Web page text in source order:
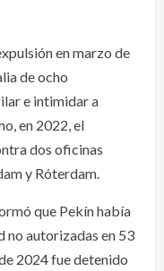
en marzo de
de ocho
e intimidar a
en 2022, el
dos oficinas
y Róterdam.
que Pekín había
no autorizadas en 53
2024 fue detenido